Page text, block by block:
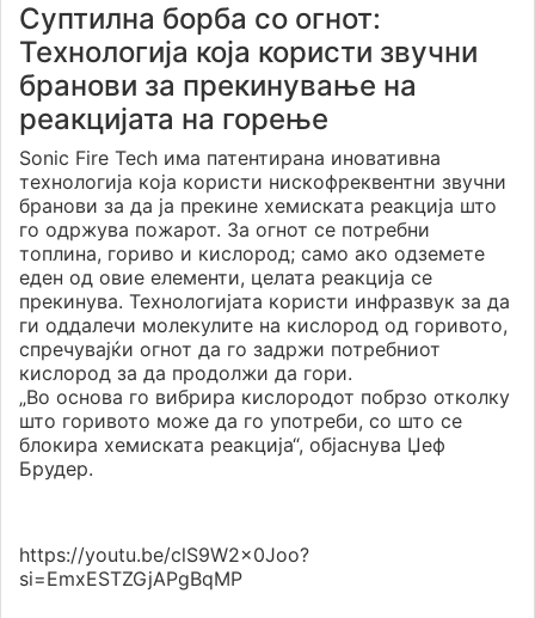
Суптилна борба со огнот:
Технологија која користи звучни
бранови за прекинување на
реакцијата на горење
Sonic Fire Tech има патентирана иновативна
технологија која користи нискофреквентни звучни
бранови за да ја прекине хемиската реакција што
го одржува пожарот. За огнот се потребни
топлина, гориво и кислород; само ако одземете
еден од овие елементи, целата реакција се
прекинува. Технологијата користи инфразвук за да
ги оддалечи молекулите на кислород од горивото,
спречувајќи огнот да го задржи потребниот
кислород за да продолжи да гори.
„Во основа го вибрира кислородот побрзо отколку
што горивото може да го употреби, со што се
блокира хемиската реакција“, објаснува Џеф
Брудер.
https://youtu.be/clS9W2x0Joo?
si=EmxESTZGjAPgBqMP